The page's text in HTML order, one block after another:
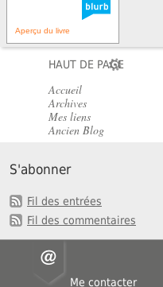
Aperçu du livre
HAUT DE PAGE
Accueil
Archives
Mes liens
Ancien Blog
S'abonner
Fil des entrées
Fil des commentaires
Me contacter